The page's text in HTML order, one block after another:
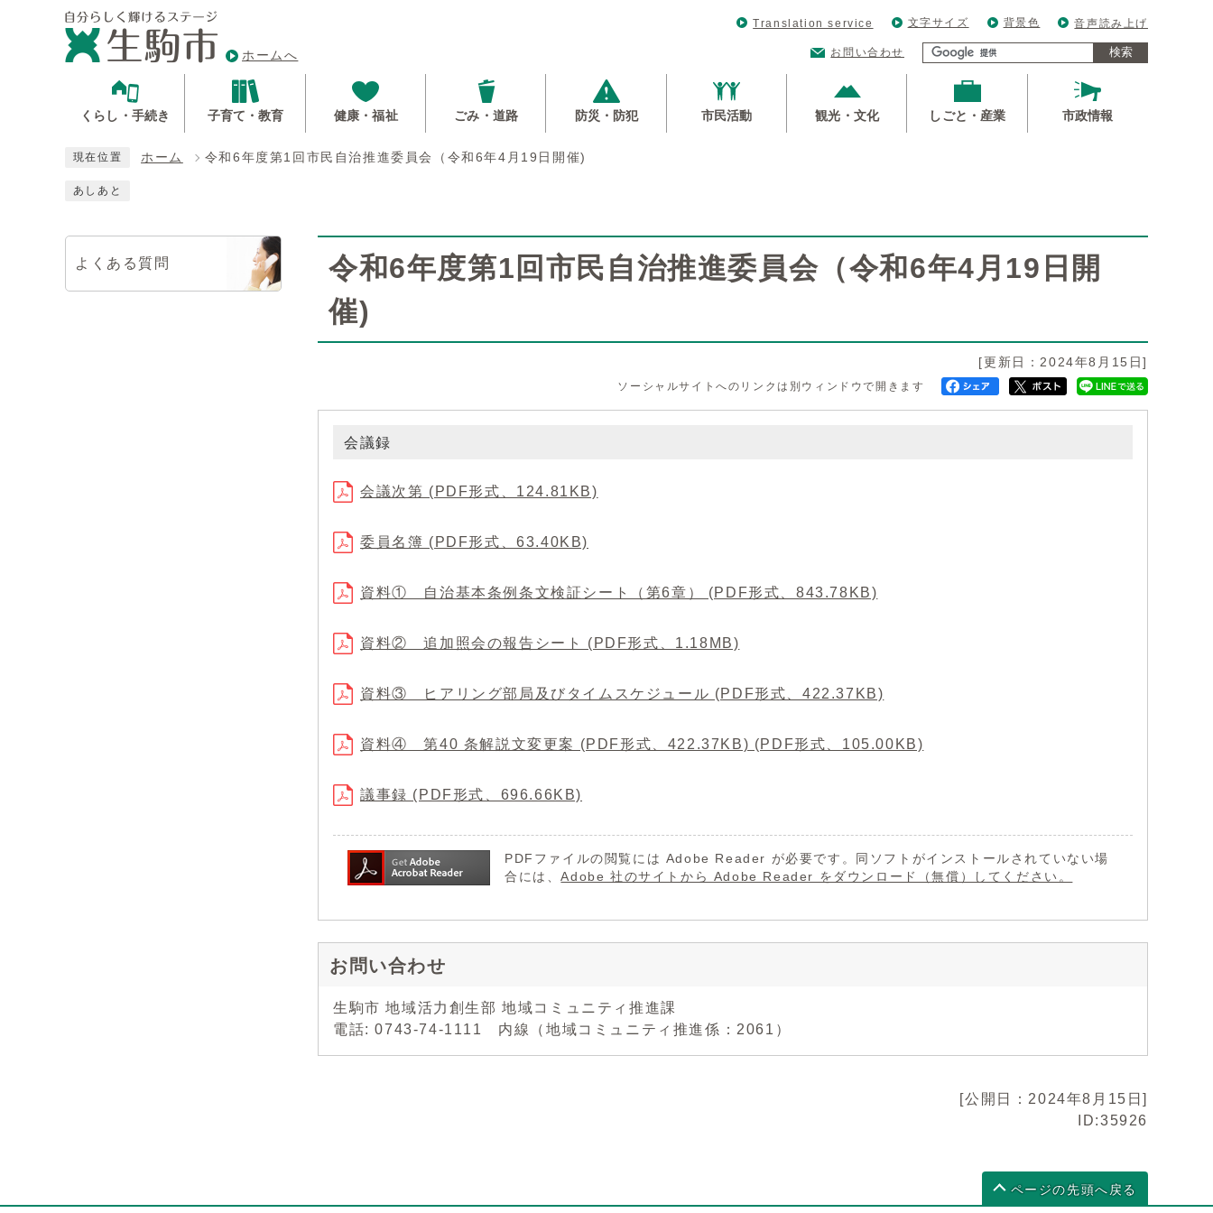
ホームへ
Translation service 文字サイズ 背景色 音声読み上げ
お問い合わせ 検索
くらし・手続き 子育て・教育 健康・福祉 ごみ・道路 防災・防犯 市民活動 観光・文化 しごと・産業 市政情報
現在位置 ホーム 令和6年度第1回市民自治推進委員会（令和6年4月19日開催)
あしあと
令和6年度第1回市民自治推進委員会（令和6年4月19日開
催)
[更新日：2024年8月15日]
ソーシャルサイトへのリンクは別ウィンドウで開きます
会議録
会議次第 (PDF形式、124.81KB)
委員名簿 (PDF形式、63.40KB)
資料① 自治基本条例条文検証シート（第6章） (PDF形式、843.78KB)
資料② 追加照会の報告シート (PDF形式、1.18MB)
資料③ ヒアリング部局及びタイムスケジュール (PDF形式、422.37KB)
資料④ 第40 条解説文変更案 (PDF形式、422.37KB) (PDF形式、105.00KB)
議事録 (PDF形式、696.66KB)
PDFファイルの閲覧には Adobe Reader が必要です。同ソフトがインストールされていない場
合には、Adobe 社のサイトから Adobe Reader をダウンロード（無償）してください。
お問い合わせ
生駒市 地域活力創生部 地域コミュニティ推進課
電話: 0743-74-1111 内線（地域コミュニティ推進係：2061）
よくある質問
[公開日：2024年8月15日]
ID:35926
ページの先頭へ戻る